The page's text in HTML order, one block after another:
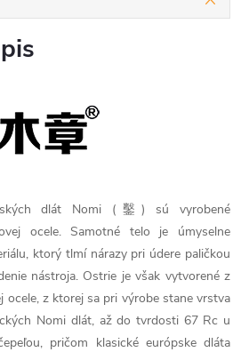
dlát Nomi (鑿) sú vyrobené
ocele. Samotné telo je úmyselne
ktorý tlmí nárazy pri údere paličkou
nástroja. Ostrie je však vytvorené z
ocele, z ktorej sa pri výrobe stane vrstva
Nomi dlát, až do tvrdosti 67 Rc u
pričom klasické európske dláta